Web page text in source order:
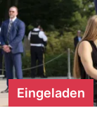
Eingeladen